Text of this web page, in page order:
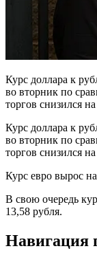
Курс доллара к
во вторник по
торгов снизился
Курс доллара к
во вторник по
торгов снизился
Курс евро вырос
В свою очередь
13,58 рубля.
Навигация